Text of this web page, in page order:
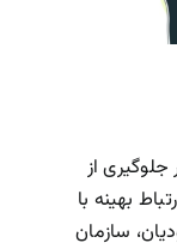
از
بهینه با
سازمان